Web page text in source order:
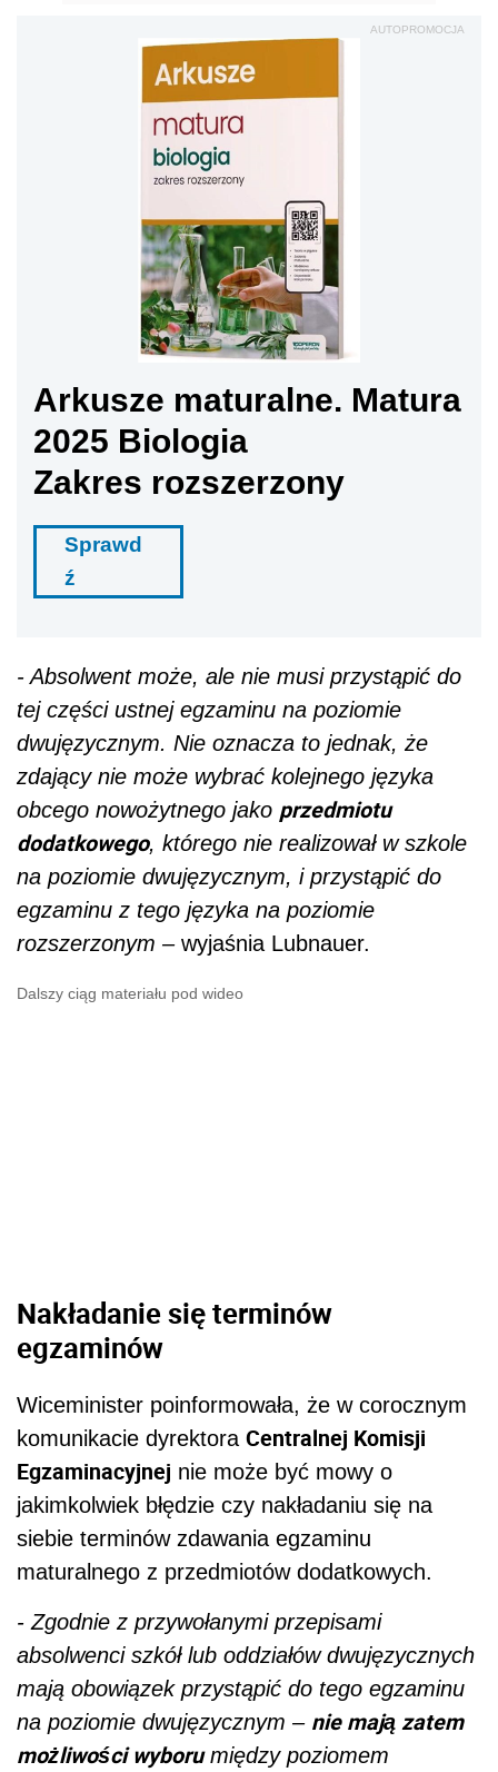
AUTOPROMOCJA
Arkusze maturalne. Matura
2025 Biologia
Zakres rozszerzony
Sprawd
ź
- Absolwent może, ale nie musi przystąpić do
tej części ustnej egzaminu na poziomie
dwujęzycznym. Nie oznacza to jednak, że
zdający nie może wybrać kolejnego języka
obcego nowożytnego jako przedmiotu
dodatkowego, którego nie realizował w szkole
na poziomie dwujęzycznym, i przystąpić do
egzaminu z tego języka na poziomie
rozszerzonym –wyjaśnia Lubnauer.
Dalszy ciąg materiału pod wideo
Nakładanie się terminów
egzaminów
Wiceminister poinformowała, że w corocznym
komunikacie dyrektora Centralnej Komisji
Egzaminacyjnej nie może być mowy o
jakimkolwiek błędzie czy nakładaniu się na
siebie terminów zdawania egzaminu
maturalnego z przedmiotów dodatkowych.
- Zgodnie z przywołanymi przepisami
absolwenci szkół lub oddziałów dwujęzycznych
mają obowiązek przystąpić do tego egzaminu
na poziomie dwujęzycznym – nie mają zatem
możliwości wyborumiędzy poziomem